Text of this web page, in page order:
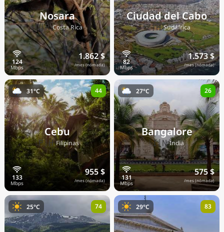
Nosara
🇨🇷Costa Rica
1.862 $
/mes (nómada)
Ciudad del Cabo
🇿🇦Sudáfrica
1.573 $
/mes (nómada)
Cebu
🇵🇭Filipinas
955 $
/mes (nómada)
31°C 44
Bangalore
🇮🇳India
575 $
/mes (nómada)
27°C 26
25°C 74 29°C 83